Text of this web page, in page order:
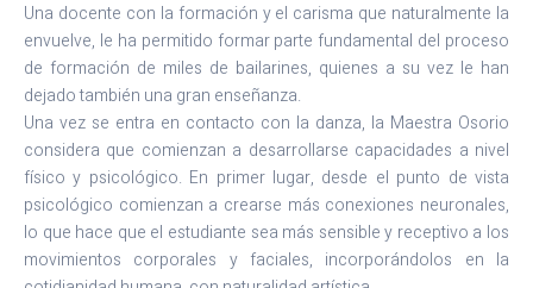
Una docente con la formación y el carisma que naturalmente la
envuelve, le ha permitido formar parte fundamental del proceso
de formación de miles de bailarines, quienes a su vez le han
dejado también una gran enseñanza.
Una vez se entra en contacto con la danza, la Maestra Osorio
considera que comienzan a desarrollarse capacidades a nivel
físico y psicológico. En primer lugar, desde el punto de vista
psicológico comienzan a crearse más conexiones neuronales,
lo que hace que el estudiante sea más sensible y receptivo a los
movimientos corporales y faciales, incorporándolos en la